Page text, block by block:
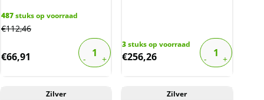
487stuks op voorraad
€112,46
€66,91
3stuks op voorraad
€256,26
Zilver Zilver